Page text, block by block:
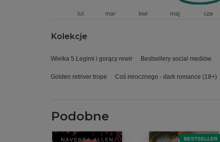
Kolekcje
Wielka 5 Legimi i gorący rewir Bestsellery social mediów
Golden retriver trope Coś mrocznego - dark romance (18+)
Podobne
BESTSELLER